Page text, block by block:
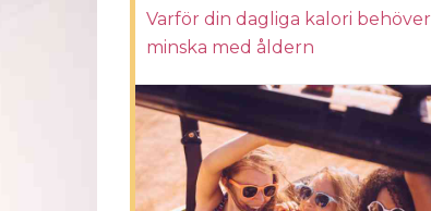
Varför din dagliga kalori behöver
minska med åldern